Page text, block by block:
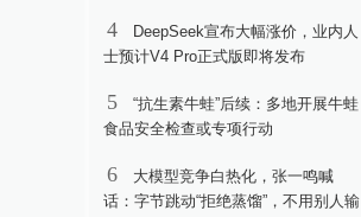
4
DeepSeek宣布大幅涨价，业内人
士预计V4 Pro正式版即将发布
5
“抗生素牛蛙”后续：多地开展牛蛙
食品安全检查或专项行动
6
大模型竞争白热化，张一鸣喊
话：字节跳动“拒绝蒸馏”，不用别人输